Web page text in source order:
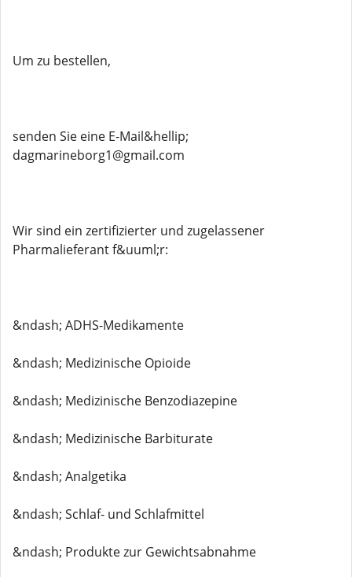
Um zu bestellen,
senden Sie eine E-Mail&hellip;
dagmarineborg1@gmail.com
Wir sind ein zertifizierter und zugelassener
Pharmalieferant f&uuml;r:
&ndash; ADHS-Medikamente
&ndash; Medizinische Opioide
&ndash; Medizinische Benzodiazepine
&ndash; Medizinische Barbiturate
&ndash; Analgetika
&ndash; Schlaf- und Schlafmittel
&ndash; Produkte zur Gewichtsabnahme